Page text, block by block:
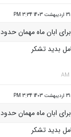
ابان ماه مهمان حدود 250
بدید تشکر
ابان ماه مهمان حدود 250
بدید تشکر